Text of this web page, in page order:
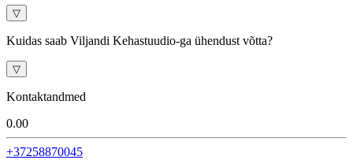
▽
Kuidas saab Viljandi Kehastuudio-ga ühendust võtta?
▽
Kontaktandmed
0.00
+37258870045